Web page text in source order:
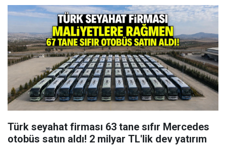
Türk seyahat firması 63 tane sıfır Mercedes
otobüs satın aldı! 2 milyar TL'lik dev yatırım